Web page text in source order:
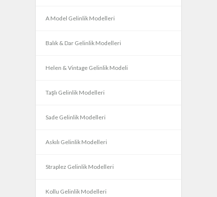
A Model Gelinlik Modelleri
Balık & Dar Gelinlik Modelleri
Helen & Vintage Gelinlik Modeli
Taşlı Gelinlik Modelleri
Sade Gelinlik Modelleri
Askılı Gelinlik Modelleri
Straplez Gelinlik Modelleri
Kollu Gelinlik Modelleri